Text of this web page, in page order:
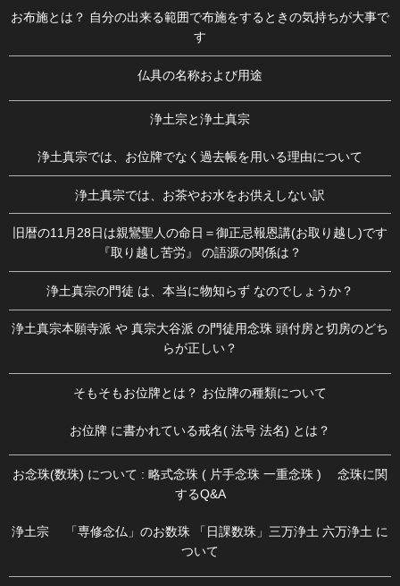
お布施とは？ 自分の出来る範囲で布施をするときの気持ちが大事で
す
仏具の名称および用途
浄土宗と浄土真宗
浄土真宗では、お位牌でなく過去帳を用いる理由について
浄土真宗では、お茶やお水をお供えしない訳
旧暦の11月28日は親鸞聖人の命日＝御正忌報恩講(お取り越し)です
『取り越し苦労』 の語源の関係は？
浄土真宗の門徒 は、本当に物知らず なのでしょうか？
浄土真宗本願寺派 や 真宗大谷派 の門徒用念珠 頭付房と切房のどち
らが正しい？
そもそもお位牌とは？ お位牌の種類について
お位牌 に書かれている戒名( 法号 法名) とは？
お念珠(数珠) について : 略式念珠 ( 片手念珠 一重念珠 ) 念珠に関
するQ&A
浄土宗 「専修念仏」のお数珠 「日課数珠」三万浄土 六万浄土 に
ついて